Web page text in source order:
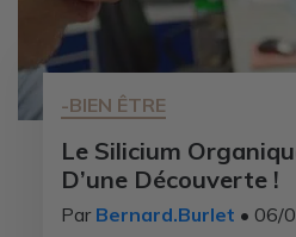
-BIEN ÊTRE
Le Silicium
D’une Découverte !
Par Bernard.Burlet • 06/